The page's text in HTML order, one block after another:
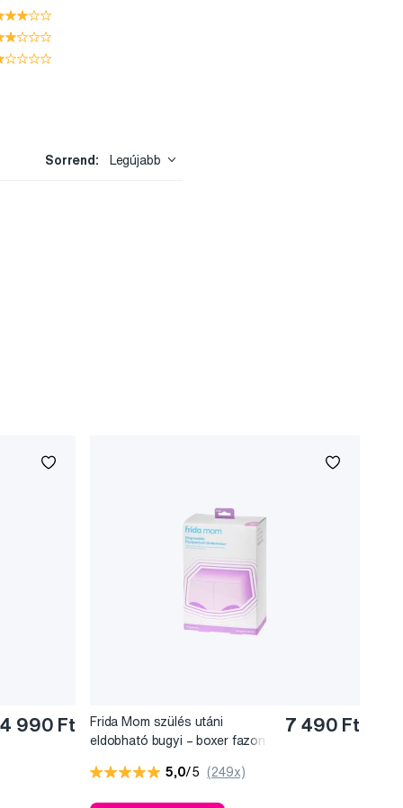
Sorrend: Legújabb
4 990 Ft
Frida Mom szülés utáni
eldobható bugyi – boxer fazon
7 490 Ft
5,0/5 (249x)